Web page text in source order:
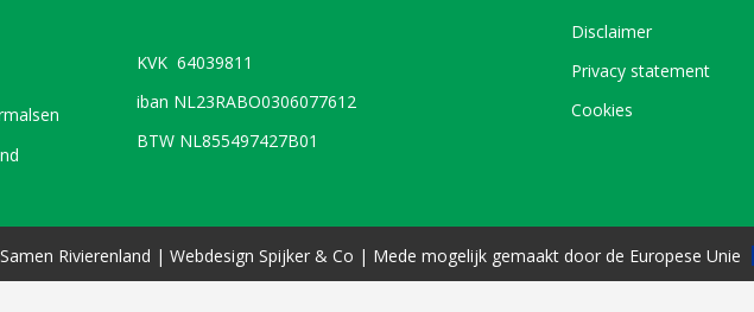
KVK 64039811
iban NL23RABO0306077612
BTW NL855497427B01
Disclaimer
Privacy statement
Cookies
Rivierenland | Webdesign Spijker & Co | Mede mogelijk gemaakt door de Europese Unie